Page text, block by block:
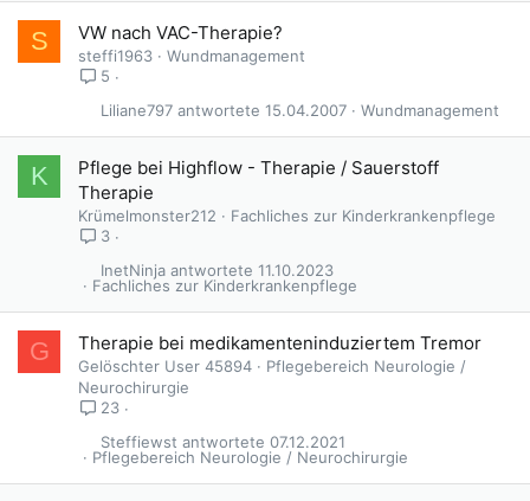
S VW nach VAC-Therapie?
steffi1963
Wundmanagement
5
Wundmanagement
15.04.2007
Liliane797
K
Pflege bei Highflow - Therapie / Sauerstoff
Therapie
Krümelmonster212
Fachliches zur Kinderkrankenpflege
3
Fachliches zur Kinderkrankenpflege
11.10.2023
InetNinja
G Therapie bei medikamenteninduziertem Tremor
Gelöschter User 45894
Pflegebereich Neurologie /
Neurochirurgie
23
Pflegebereich Neurologie / Neurochirurgie
07.12.2021
Steffiewst